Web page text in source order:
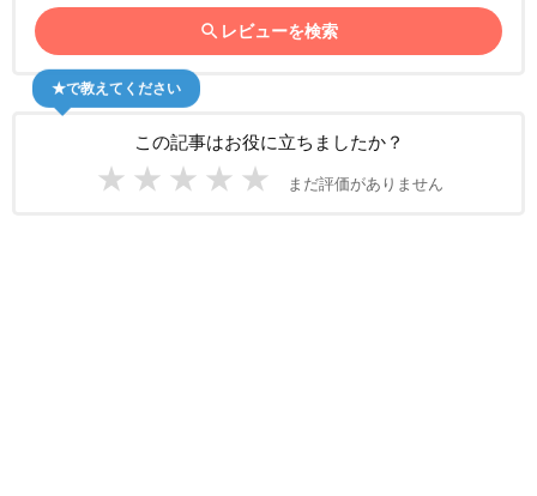
search レビューを検索
この記事はお役に立ちましたか？
★ ★ ★ ★ ★ まだ評価がありません
★で教えてください